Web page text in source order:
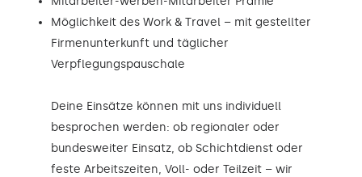
Möglichkeit des Work & Travel – mit gestellter
Firmenunterkunft und täglicher
Verpflegungspauschale
Deine Einsätze können mit uns individuell
besprochen werden: ob regionaler oder
bundesweiter Einsatz, ob Schichtdienst oder
feste Arbeitszeiten, Voll- oder Teilzeit – wir